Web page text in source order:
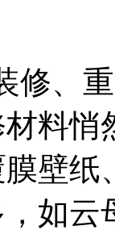
修、
料悄
壁纸
如云